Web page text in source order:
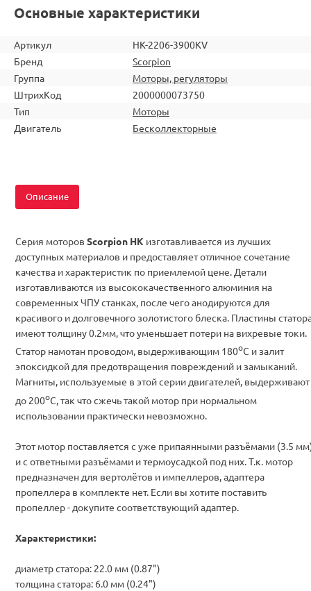
Основные характеристики
Артикул
HK-2206-3900KV
Бренд
Scorpion
Группа
Моторы, регуляторы
ШтрихКод
2000000073750
Тип
Моторы
Двигатель
Бесколлекторные
Описание
Серия моторов Scorpion HK изготавливается из лучших
доступных материалов и предоставляет отличное сочетание
качества и характеристик по приемлемой цене. Детали
изготавливаются из высококачественного алюминия на
современных ЧПУ станках, после чего анодируются для
красивого и долговечного золотистого блеска. Пластины
имеют толщину 0.2мм, что уменьшает потери на вихревые токи.
Статор намотан проводом, выдерживающим 180оС и залит
эпоксидкой для предотвращения повреждений и замыканий.
Магниты, используемые в этой серии двигателей, выдерживают
до 200оС, так что сжечь такой мотор при нормальном
использовании практически невозможно.
Этот мотор поставляется с уже припаянными разъёмами (3.5
и с ответными разъёмами и термоусадкой под них. Т.к. мотор
предназначен для вертолётов и импеллеров, адаптера
пропеллера в комплекте нет. Если вы хотите поставить
пропеллер - докупите соответствующий адаптер.
Характеристики:
диаметр статора: 22.0 мм (0.87")
толщина статора: 6.0 мм (0.24")